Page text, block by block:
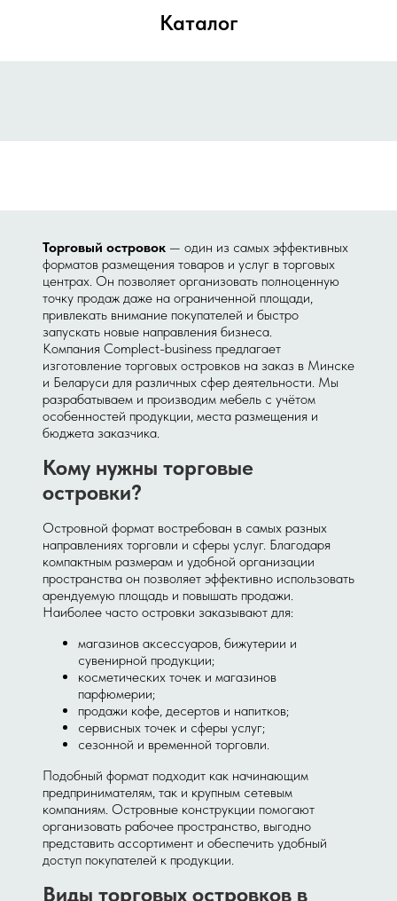
Каталог
Торговый островок — один из самых эффективных
форматов размещения товаров и услуг в торговых
центрах. Он позволяет организовать полноценную
точку продаж даже на ограниченной площади,
привлекать внимание покупателей и быстро
запускать новые направления бизнеса.
Компания Complect-business предлагает
изготовление торговых островков на заказ в Минске
и Беларуси для различных сфер деятельности. Мы
разрабатываем и производим мебель с учётом
особенностей продукции, места размещения и
бюджета заказчика.
Кому нужны торговые
островки?
Островной формат востребован в самых разных
направлениях торговли и сферы услуг. Благодаря
компактным размерам и удобной организации
пространства он позволяет эффективно использовать
арендуемую площадь и повышать продажи.
Наиболее часто островки заказывают для:
магазинов аксессуаров, бижутерии и
сувенирной продукции;
косметических точек и магазинов
парфюмерии;
продажи кофе, десертов и напитков;
сервисных точек и сферы услуг;
сезонной и временной торговли.
Подобный формат подходит как начинающим
предпринимателям, так и крупным сетевым
компаниям. Островные конструкции помогают
организовать рабочее пространство, выгодно
представить ассортимент и обеспечить удобный
доступ покупателей к продукции.
Виды торговых островков в